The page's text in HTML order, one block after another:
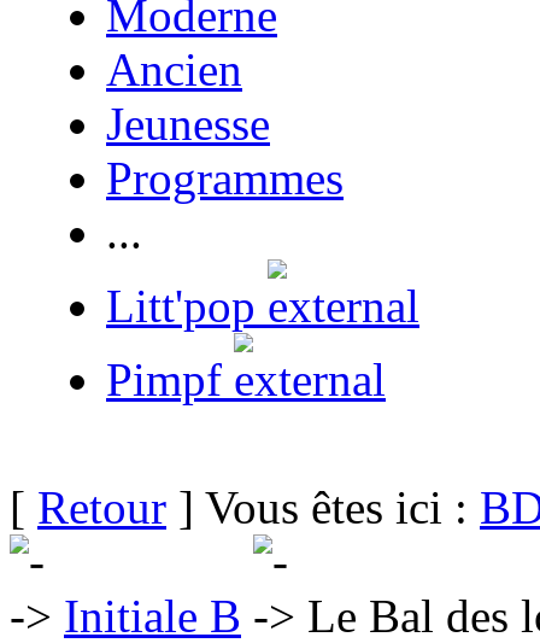
Moderne
Ancien
Jeunesse
Programmes
...
Litt'pop
Pimpf
[ Retour ] Vous êtes ici :
Initiale B
Le Bal des